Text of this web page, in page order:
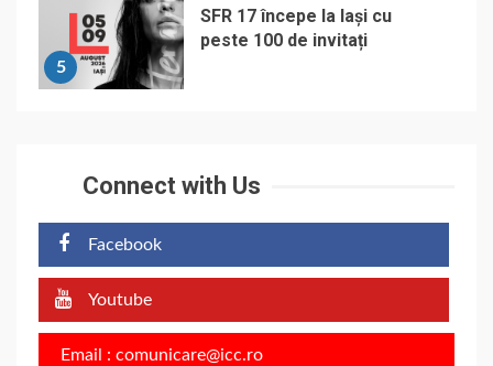
5
SFR 17 începe la Iași cu
peste 100 de invitați
Connect with Us
Facebook
Youtube
Email : comunicare@icc.ro